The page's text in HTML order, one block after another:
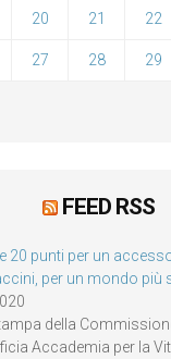
20 21 22
27 28 29
FEED RSS
20 punti per un
per un mondo più
della
Accademia per la